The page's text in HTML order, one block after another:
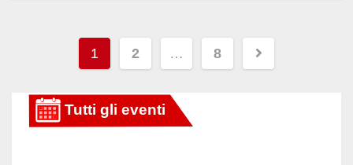
Paginazione
degli
articoli
1 2 … 8